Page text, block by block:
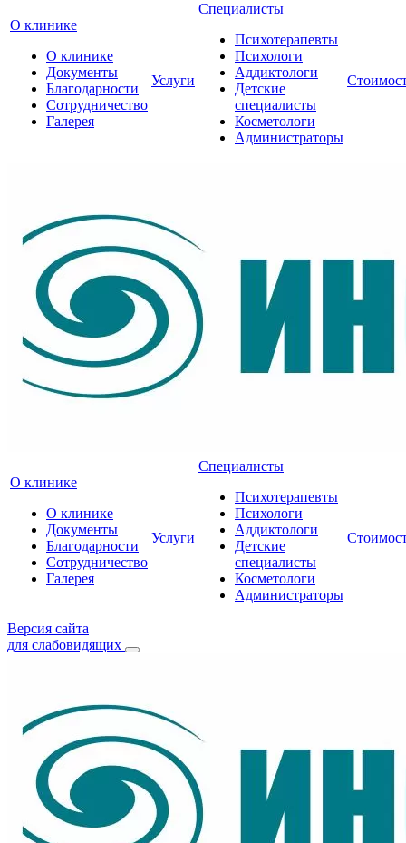
О клинике
О клинике
Документы
Благодарности
Сотрудничество
Галерея
Услуги
Специалисты
Психотерапевты
Психологи
Аддиктологи
Детские
специалисты
Косметологи
Администраторы
О клинике
О клинике
Документы
Благодарности
Сотрудничество
Галерея
Услуги
Специалисты
Психотерапевты
Психологи
Аддиктологи
Детские
специалисты
Косметологи
Администраторы
Версия сайта
для слабовидящих